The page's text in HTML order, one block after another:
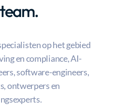
op het gebied
en compliance, AI-
software-engineers,
ontwerpers en